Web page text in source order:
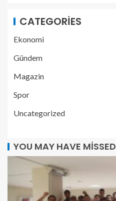
CATEGORIES
Ekonomi
Gündem
Magazin
Spor
Uncategorized
YOU MAY HAVE MISSED